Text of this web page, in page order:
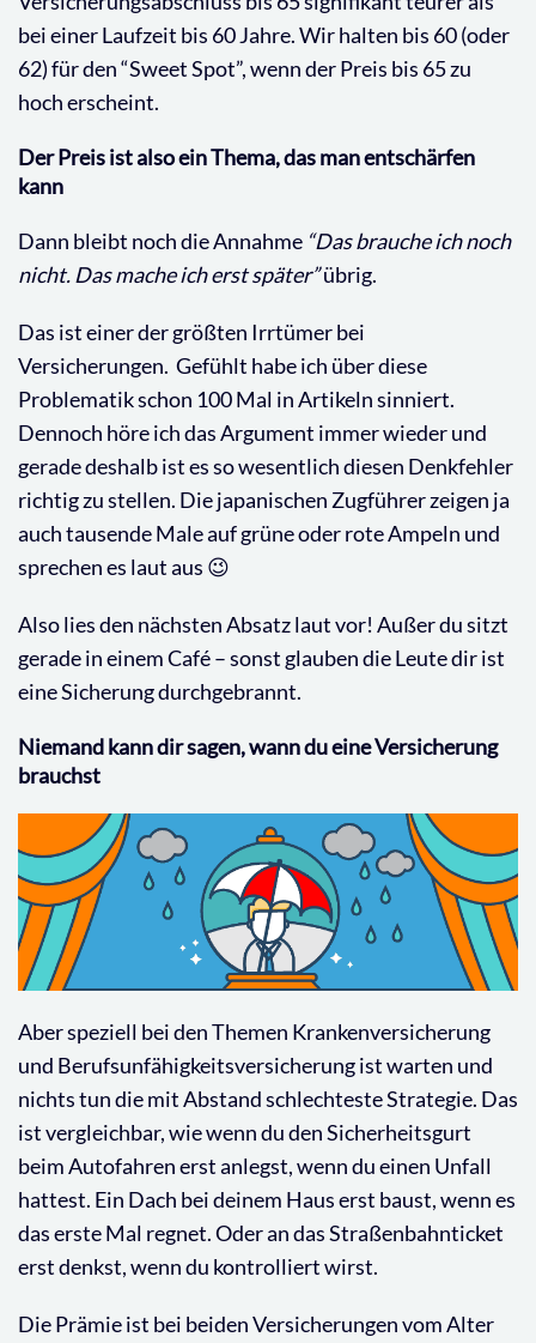
bei einer Laufzeit bis 60 Jahre. Wir halten bis 60 (oder
62) für den “Sweet Spot”, wenn der Preis bis 65 zu
hoch erscheint.
Der Preis ist also ein Thema, das man entschärfen
kann
Dann bleibt noch die Annahme “Das brauche ich noch
nicht. Das mache ich erst später”übrig.
Das ist einer der größten Irrtümer bei
Versicherungen. Gefühlt habe ich über diese
Problematik schon 100 Mal in Artikeln sinniert.
Dennoch höre ich das Argument immer wieder und
gerade deshalb ist es so wesentlich diesen Denkfehler
richtig zu stellen. Die japanischen Zugführer zeigen ja
auch tausende Male auf grüne oder rote Ampeln und
sprechen es laut aus 😉
Also lies den nächsten Absatz laut vor! Außer du sitzt
gerade in einem Café – sonst glauben die Leute dir ist
eine Sicherung durchgebrannt.
Niemand kann dir sagen, wann du eine Versicherung
brauchst
Aber speziell bei den Themen Krankenversicherung
und Berufsunfähigkeitsversicherung ist warten und
nichts tun die mit Abstand schlechteste Strategie. Das
ist vergleichbar, wie wenn du den Sicherheitsgurt
beim Autofahren erst anlegst, wenn du einen Unfall
hattest. Ein Dach bei deinem Haus erst baust, wenn es
das erste Mal regnet. Oder an das Straßenbahnticket
erst denkst, wenn du kontrolliert wirst.
Die Prämie ist bei beiden Versicherungen vom Alter